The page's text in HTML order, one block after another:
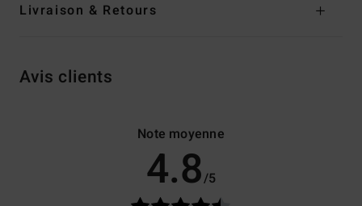
Livraison & Retours
Avis clients
Note moyenne
4.8/5